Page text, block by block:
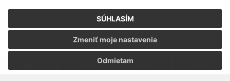
SÚHLASÍM
Odmietam
Zmeniť moje nastavenia
Posledná aktualizácia:20.07.2026
Vytlačiť stránku|Vyhlásenie o prístupnosti